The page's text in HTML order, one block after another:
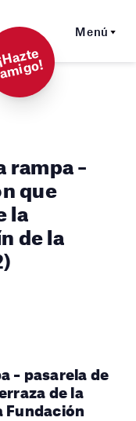
Menú
–
que
la
de la
– pasarela de
de la
Fundación